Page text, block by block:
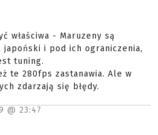
właściwa - Maruzeny są
i pod ich ograniczenia,
tuning.
te 280fps zastanawia. Ale w
zdarzają się błędy.
@ 23:47